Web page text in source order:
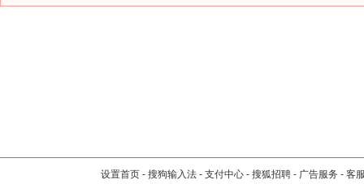
设置首页 - 搜狗输入法 - 支付中心 - 搜狐招聘 - 广告服务 - 客